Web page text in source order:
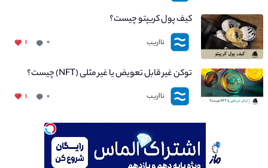
کیف پول کریپتو چیست؟
نااریب ۰ ۱
توکن غیر قابل تعویض یا غیر مثلی (NFT) چیست؟
نااریب ۰ ۱